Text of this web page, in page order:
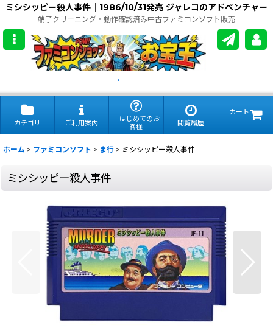
ミシシッピー殺人事件｜1986/10/31発売 ジャレコのアドベンチャー
端子クリーニング・動作確認済み中古ファミコンソフト販売
.
カテゴリ ご利用案内
はじめてのお
客様
閲覧履歴
カート
ホーム > ファミコンソフト > ま行 > ミシシッピー殺人事件
ミシシッピー殺人事件